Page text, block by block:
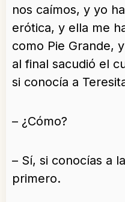
nos caímos, y yo
erótica, y ella me
como Pie Grande,
al final sacudió el
si conocía a
– ¿Cómo?
– Sí, si conocías a
primero.